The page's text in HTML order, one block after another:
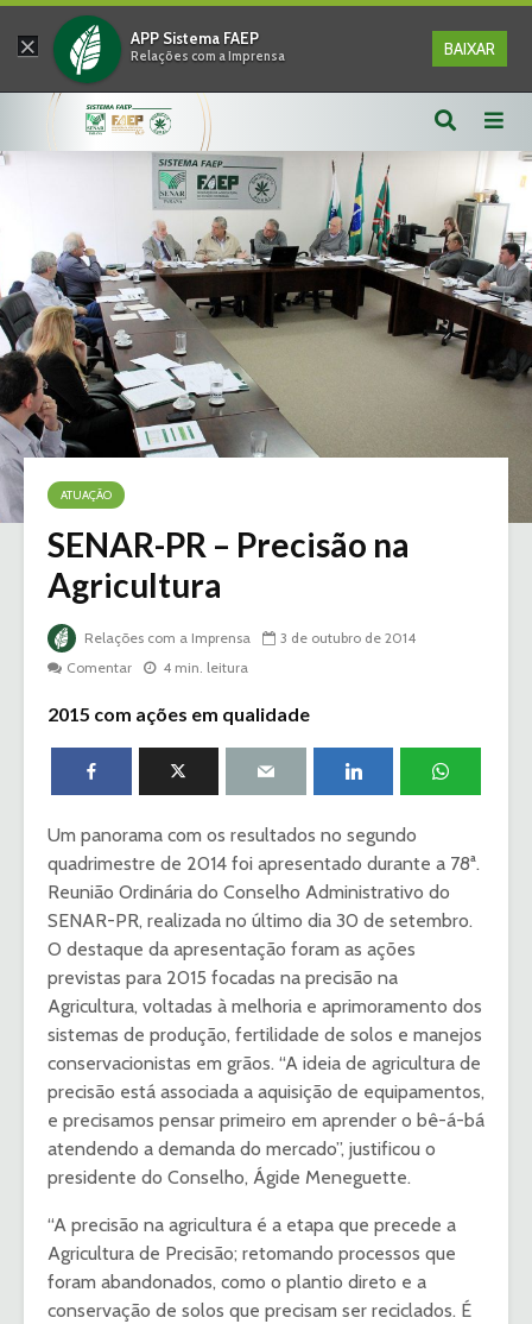
× APP Sistema FAEP
Relações com a Imprensa BAIXAR
ATUAÇÃO
SENAR-PR – Precisão na
Agricultura
Relações com a Imprensa
3 de outubro de 2014
Comentar
4 min. leitura
2015 com ações em qualidade
Um panorama com os resultados no segundo
quadrimestre de 2014 foi apresentado durante a 78ª.
Reunião Ordinária do Conselho Administrativo do
SENAR-PR, realizada no último dia 30 de setembro.
O destaque da apresentação foram as ações
previstas para 2015 focadas na precisão na
Agricultura, voltadas à melhoria e aprimoramento dos
sistemas de produção, fertilidade de solos e manejos
conservacionistas em grãos. “A ideia de agricultura de
precisão está associada a aquisição de equipamentos,
e precisamos pensar primeiro em aprender o bê-á-bá
atendendo a demanda do mercado”, justificou o
presidente do Conselho, Ágide Meneguette.
“A precisão na agricultura é a etapa que precede a
Agricultura de Precisão; retomando processos que
foram abandonados, como o plantio direto e a
conservação de solos que precisam ser reciclados. É